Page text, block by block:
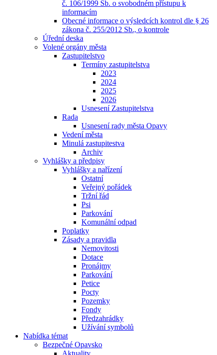
č. 106/1999 Sb. o svobodném přístupu k
informacím
Obecné informace o výsledcích kontrol dle § 26
zákona č. 255/2012 Sb., o kontrole
Úřední deska
Volené orgány města
Zastupitelstvo
Termíny zastupitelstva
2023
2024
2025
2026
Usnesení Zastupitelstva
Rada
Usnesení rady města Opavy
Vedení města
Minulá zastupitestva
Archiv
Vyhlášky a předpisy
Vyhlášky a nařízení
Ostatní
Veřejný pořádek
Tržní řád
Psi
Parkování
Komunální odpad
Poplatky
Zásady a pravidla
Nemovitosti
Dotace
Pronájmy
Parkování
Petice
Pocty
Pozemky
Fondy
Předzahrádky
Užívání symbolů
Nabídka témat
Bezpečné Opavsko